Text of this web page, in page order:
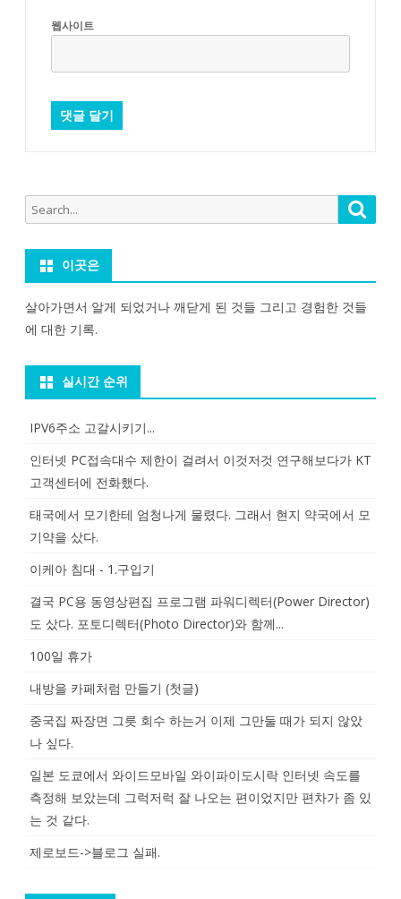
웹사이트
Search
for:
이곳은
살아가면서 알게 되었거나 깨닫게 된 것들 그리고 경험한 것들
에 대한 기록.
실시간 순위
IPV6주소 고갈시키기...
인터넷 PC접속대수 제한이 걸려서 이것저것 연구해보다가 KT
고객센터에 전화했다.
태국에서 모기한테 엄청나게 물렸다. 그래서 현지 약국에서 모
기약을 샀다.
이케아 침대 - 1.구입기
결국 PC용 동영상편집 프로그램 파워디렉터(Power Director)
도 샀다. 포토디렉터(Photo Director)와 함께...
100일 휴가
내방을 카페처럼 만들기 (첫글)
중국집 짜장면 그릇 회수 하는거 이제 그만둘 때가 되지 않았
나 싶다.
일본 도쿄에서 와이드모바일 와이파이도시락 인터넷 속도를
측정해 보았는데 그럭저럭 잘 나오는 편이었지만 편차가 좀 있
는 것 같다.
제로보드->블로그 실패.